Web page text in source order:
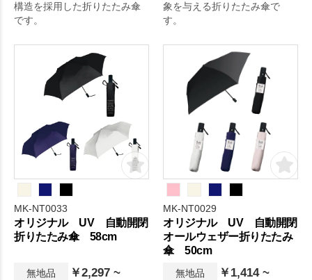
構造を採用した折りたたみ傘
です。
象を与える折りたたみ傘で
す。
MK-NT0033
オリジナル UV 自動開閉
折りたたみ傘 58cm
無地品 ￥2,297 ~
MK-NT0029
オリジナル UV 自動開閉
オールウェザー折りたたみ
傘 50cm
無地品 ￥1,414 ~